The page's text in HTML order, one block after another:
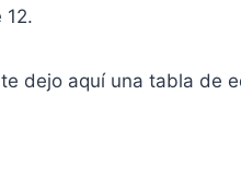
12.
dejo aquí una tabla de